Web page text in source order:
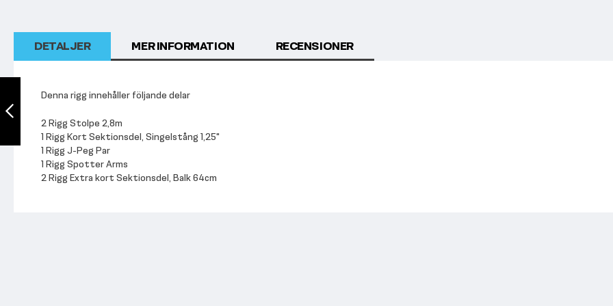
Föregående
bildgalleriet
DETALJER
Denna rigg innehåller följande delar
2 Rigg Stolpe 2,8m
1 Rigg Kort Sektionsdel, Singelstång 1,25"
1 Rigg J-Peg Par
1 Rigg Spotter Arms
2 Rigg Extra kort Sektionsdel, Balk 64cm
MER INFORMATION RECENSIONER